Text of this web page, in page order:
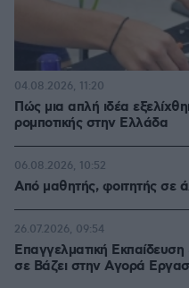
Πώς μια απλή ιδέα
ρομποτικής στην Ελλάδα
04.08.2026, 11:20
Από μαθητής, φοιτητής σε
06.08.2026, 10:52
Επαγγελματική Εκπαίδευση
σε Bάζει στην Aγορά
26.07.2026, 09:54